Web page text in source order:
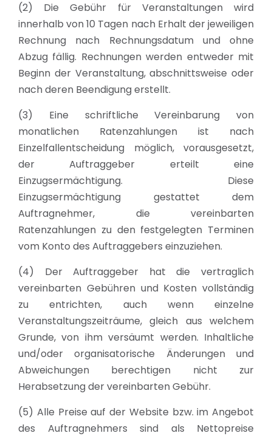
(2) Die Gebühr für Veranstaltungen wird
innerhalb von 10 Tagen nach Erhalt der jeweiligen
Rechnung nach Rechnungsdatum und ohne
Abzug fällig. Rechnungen werden entweder mit
Beginn der Veranstaltung, abschnittsweise oder
nach deren Beendigung erstellt.
(3) Eine schriftliche Vereinbarung von
monatlichen Ratenzahlungen ist nach
Einzelfallentscheidung möglich, vorausgesetzt,
der Auftraggeber erteilt eine
Einzugsermächtigung. Diese
Einzugsermächtigung gestattet dem
Auftragnehmer, die vereinbarten
Ratenzahlungen zu den festgelegten Terminen
vom Konto des Auftraggebers einzuziehen.
(4) Der Auftraggeber hat die vertraglich
vereinbarten Gebühren und Kosten vollständig
zu entrichten, auch wenn einzelne
Veranstaltungszeiträume, gleich aus welchem
Grunde, von ihm versäumt werden. Inhaltliche
und/oder organisatorische Änderungen und
Abweichungen berechtigen nicht zur
Herabsetzung der vereinbarten Gebühr.
(5) Alle Preise auf der Website bzw. im Angebot
des Auftragnehmers sind als Nettopreise